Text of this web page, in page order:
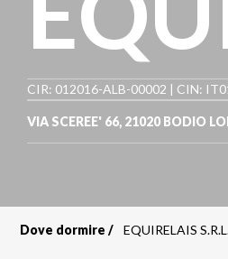
CIR: 012016-ALB-00002 | CIN:
VIA SCEREE' 66, 21020 BODIO
Dove dormire EQUIRELAIS